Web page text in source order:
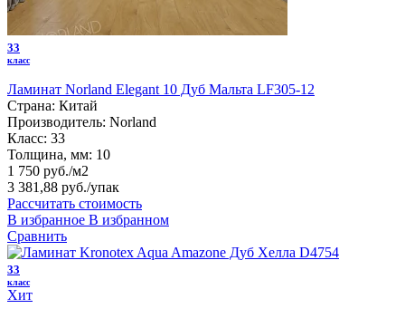
33
класс
Ламинат Norland Elegant 10 Дуб Мальта LF305-12
Страна: Китай
Производитель: Norland
Класс: 33
Толщина, мм: 10
1 750 руб./м2
3 381,88 руб./упак
Рассчитать стоимость
В избранное В избранном
Сравнить
33
класс
Хит